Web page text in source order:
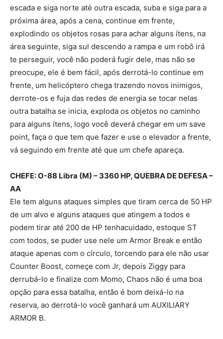
escada e siga norte até outra escada, suba e siga para a
próxima área, após a cena, continue em frente,
explodindo os objetos rosas para achar alguns ítens, na
área seguinte, siga sul descendo a rampa e um robô irá
te perseguir, você não poderá fugir dele, mas não se
preocupe, ele é bem fácil, após derrotá-lo continue em
frente, um helicóptero chega trazendo novos inimigos,
derrote-os e fuja das redes de energia se tocar nelas
outra batalha se inicia, exploda os objetos no caminho
para alguns ítens, logo você deverá chegar em um save
point, faça o que tem que fazer e use o elevador a frente,
vá seguindo em frente até que um chefe apareça.
CHEFE: O-88 Libra (M) – 3360 HP, QUEBRA DE DEFESA –
AA
Ele tem alguns ataques simples que tiram cerca de 50 HP
de um alvo e alguns ataques que atingem a todos e
podem tirar até 200 de HP tenhacuidado, estoque ST
com todos, se puder use nele um Armor Break e então
ataque apenas com o círculo, torcendo para ele não usar
Counter Boost, começe com Jr, depois Ziggy para
derrubá-lo e finalize com Momo, Chaos não é uma boa
opção para essa batalha, então é bom deixá-lo na
reserva, ao derrotá-lo você ganhará um AUXILIARY
ARMOR B.